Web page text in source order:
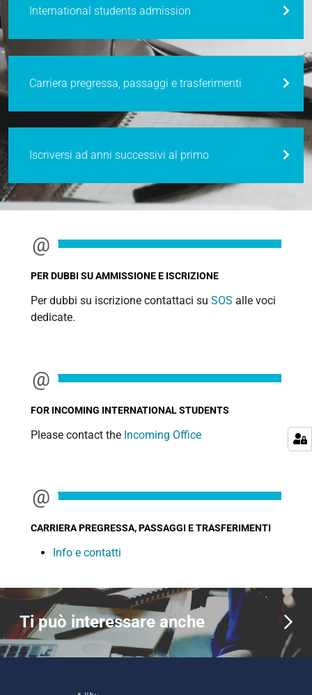
International students admission
Carriera pregressa, passaggi e trasferimenti
Iscriversi ad anni successivi al primo
PER DUBBI SU AMMISSIONE E ISCRIZIONE
Per dubbi su iscrizione contattaci su SOS alle voci
dedicate.
FOR INCOMING INTERNATIONAL STUDENTS
Please contact the Incoming Office
CARRIERA PREGRESSA, PASSAGGI E TRASFERIMENTI
Info e contatti
Ti può interessare anche